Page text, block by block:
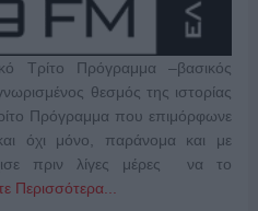
Τρίτο Πρόγραμμα –βασικός
θεσμός της ιστορίας
Πρόγραμμα που επιμόρφωνε
όχι μόνο, παράνομα και με
πριν λίγες μέρες να το
Περισσότερα...